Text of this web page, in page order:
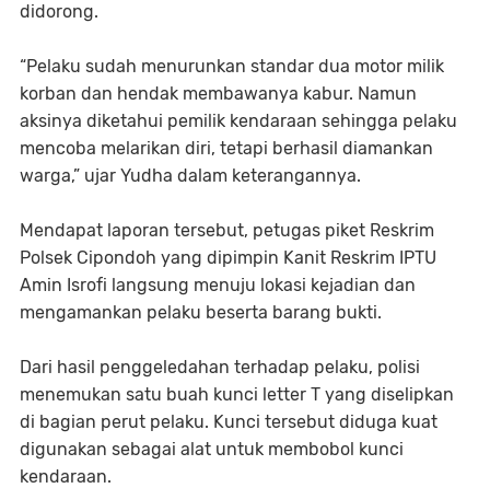
didorong.
“Pelaku sudah menurunkan standar dua motor milik
korban dan hendak membawanya kabur. Namun
aksinya diketahui pemilik kendaraan sehingga pelaku
mencoba melarikan diri, tetapi berhasil diamankan
warga,” ujar Yudha dalam keterangannya.
Mendapat laporan tersebut, petugas piket Reskrim
Polsek Cipondoh yang dipimpin Kanit Reskrim IPTU
Amin Isrofi langsung menuju lokasi kejadian dan
mengamankan pelaku beserta barang bukti.
Dari hasil penggeledahan terhadap pelaku, polisi
menemukan satu buah kunci letter T yang diselipkan
di bagian perut pelaku. Kunci tersebut diduga kuat
digunakan sebagai alat untuk membobol kunci
kendaraan.